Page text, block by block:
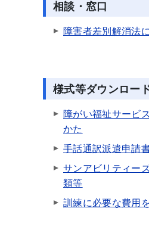
相談・窓口
障害者差別解消法
様式等ダウンロー
障がい福祉サービ
かた
手話通訳派遣申請
サンアビリティー
類等
訓練に必要な費用